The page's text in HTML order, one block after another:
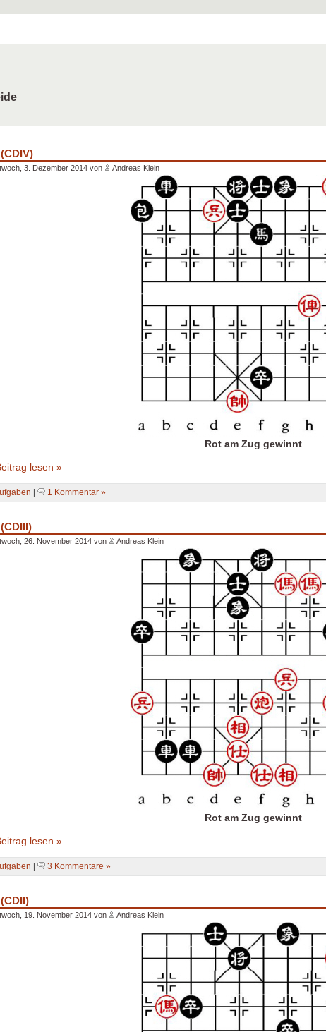
3. Dezember 2014 von Andreas Klein
Rot am Zug gewinnt
lesen »
1 Kommentar »
26. November 2014 von Andreas Klein
Rot am Zug gewinnt
lesen »
3 Kommentare »
19. November 2014 von Andreas Klein